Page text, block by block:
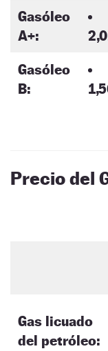
Gasóleo
A+:
Gasóleo
B:
Precio del
Gas licuado
del petróleo: